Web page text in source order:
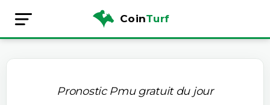
CoinTurf
Pronostic Pmu gratuit du jour